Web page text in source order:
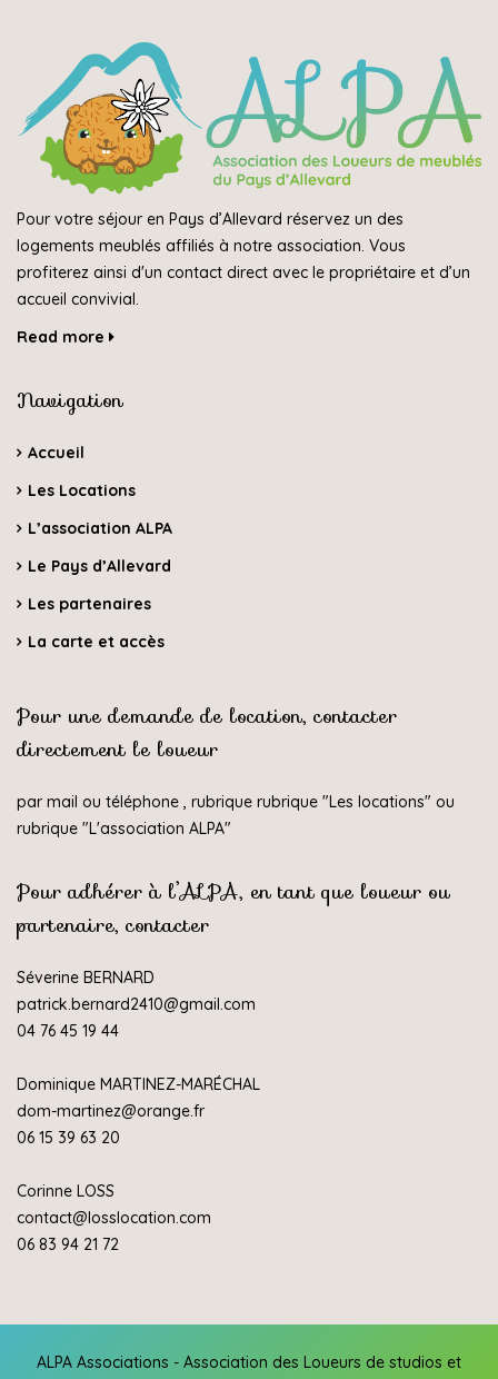
Pour votre séjour en Pays d’Allevard réservez un des
logements meublés affiliés à notre association. Vous
profiterez ainsi d'un contact direct avec le propriétaire et d’un
accueil convivial.
Read more
Navigation
Accueil
Les Locations
L’association ALPA
Le Pays d’Allevard
Les partenaires
La carte et accès
Pour une demande de location, contacter
directement le loueur
par mail ou téléphone , rubrique rubrique "Les locations" ou
rubrique "L'association ALPA"
Pour adhérer à l’ALPA, en tant que loueur ou
partenaire, contacter
Séverine BERNARD
patrick.bernard2410@gmail.com
04 76 45 19 44
Dominique MARTINEZ-MARÉCHAL
dom-martinez@orange.fr
06 15 39 63 20
Corinne LOSS
contact@losslocation.com
06 83 94 21 72
ALPA Associations - Association des Loueurs de studios et